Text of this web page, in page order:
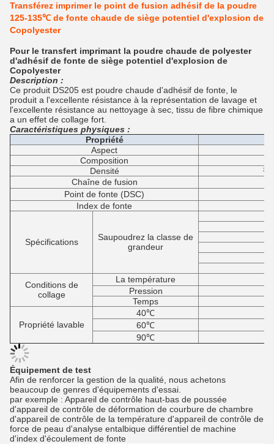
Transférez imprimer le point de fusion adhésif de la poudre
125-135℃ de fonte chaude de siège potentiel d'explosion de
Copolyester
Pour le transfert imprimant la poudre chaude de polyester
d'adhésif de fonte de siège potentiel d'explosion de
Copolyester
Description :
Ce produit DS205 est poudre chaude d'adhésif de fonte, le
produit a l'excellente résistance à la représentation de lavage et
l'excellente résistance au nettoyage à sec, tissu de fibre chimique
a un effet de collage fort.
Caractéristiques physiques :
Propriété
Aspect
Composition
Densité
³
Chaîne de fusion
Point de fonte (DSC)
Index de fonte
Spécifications
Saupoudrez la classe de
grandeur
Conditions de
collage
La température
Pression
Temps
Propriété lavable
40℃
60℃
90℃
Équipement de test
Afin de renforcer la gestion de la qualité, nous achetons
beaucoup de genres d'équipements d'essai.
par exemple : Appareil de contrôle haut-bas de poussée
d'appareil de contrôle de déformation de courbure de chambre
d'appareil de contrôle de la température d'appareil de contrôle de
force de peau d'analyse entalbique différentiel de machine
d'index d'écoulement de fonte